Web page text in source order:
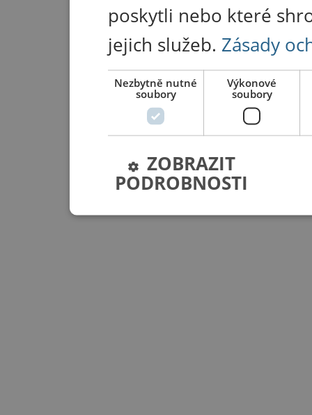
poskytli nebo které
jejich služeb. Zásady
Nezbytně nutné
soubory
Výkonové
soubory
ZOBRAZIT
PODROBNOSTI